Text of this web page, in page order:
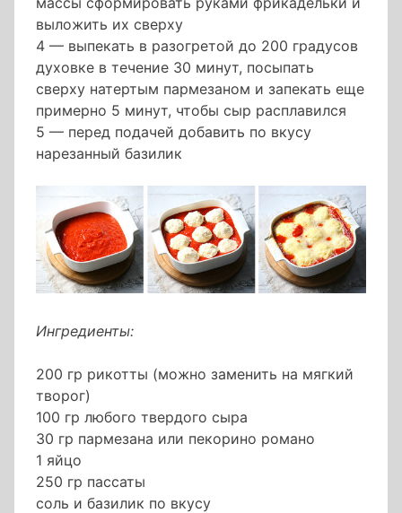
выложить их сверху
4 — выпекать в разогретой до 200 градусов
духовке в течение 30 минут, посыпать
сверху натертым пармезаном и запекать еще
примерно 5 минут, чтобы сыр расплавился
5 — перед подачей добавить по вкусу
нарезанный базилик
Ингредиенты:
200 гр рикотты (можно заменить на мягкий
творог)
100 гр любого твердого сыра
30 гр пармезана или пекорино романо
1 яйцо
250 гр пассаты
соль и базилик по вкусу